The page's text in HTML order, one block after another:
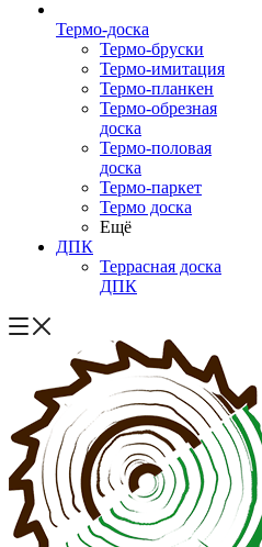
Термо-доска
Термо-бруски
Термо-имитация
Термо-планкен
Термо-обрезная
доска
Термо-половая
доска
Термо-паркет
Термо доска
Ещё
ДПК
Террасная доска
ДПК